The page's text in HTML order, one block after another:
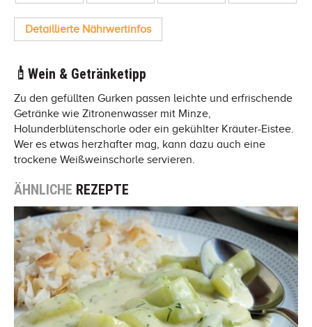
Detaillierte Nährwertinfos
Wein & Getränketipp
Zu den gefüllten Gurken passen leichte und erfrischende
Getränke wie Zitronenwasser mit Minze,
Holunderblütenschorle oder ein gekühlter Kräuter-Eistee.
Wer es etwas herzhafter mag, kann dazu auch eine
trockene Weißweinschorle servieren.
ÄHNLICHE REZEPTE